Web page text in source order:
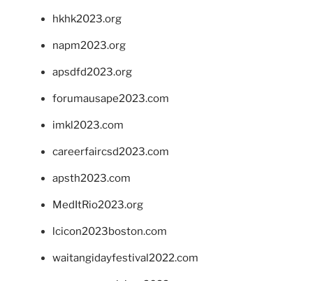
hkhk2023.org
napm2023.org
apsdfd2023.org
forumausape2023.com
imkl2023.com
careerfaircsd2023.com
apsth2023.com
MedItRio2023.org
lcicon2023boston.com
waitangidayfestival2022.com